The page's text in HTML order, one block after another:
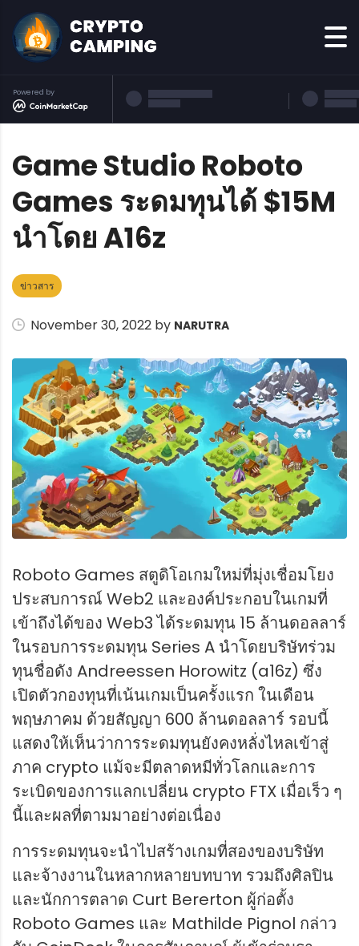
Powered by
Game Studio Roboto
Games ระดมทุนได้ $15M
นำโดย A16z
ข่าวสาร
November 30, 2022 by NARUTRA
Roboto Games สตูดิโอเกมใหม่ที่มุ่งเชื่อมโยง
ประสบการณ์ Web2 และองค์ประกอบในเกมที่
เข้าถึงได้ของ Web3 ได้ระดมทุน 15 ล้านดอลลาร์
ในรอบการระดมทุน Series A นำโดยบริษัทร่วม
ทุนชื่อดัง Andreessen Horowitz (a16z) ซึ่ง
เปิดตัวกองทุนที่เน้นเกมเป็นครั้งแรก ในเดือน
พฤษภาคม ด้วยสัญญา 600 ล้านดอลลาร์ รอบนี้
แสดงให้เห็นว่าการระดมทุนยังคงหลั่งไหลเข้าสู่
ภาค crypto แม้จะมีตลาดหมีทั่วโลกและการ
ระเบิดของการแลกเปลี่ยน crypto FTX เมื่อเร็ว ๆ
นี้และผลที่ตามมาอย่างต่อเนื่อง
การระดมทุนจะนำไปสร้างเกมที่สองของบริษัท
และจ้างงานในหลากหลายบทบาท รวมถึงศิลปิน
และนักการตลาด Curt Bererton ผู้ก่อตั้ง
Roboto Games และ Mathilde Pignol กล่าว